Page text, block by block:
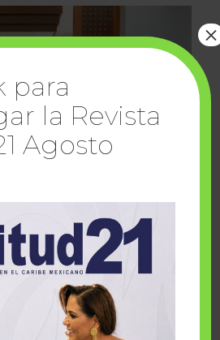
inspira; cumplen
y Make-A-Wish
para
la Revista
Agosto
×